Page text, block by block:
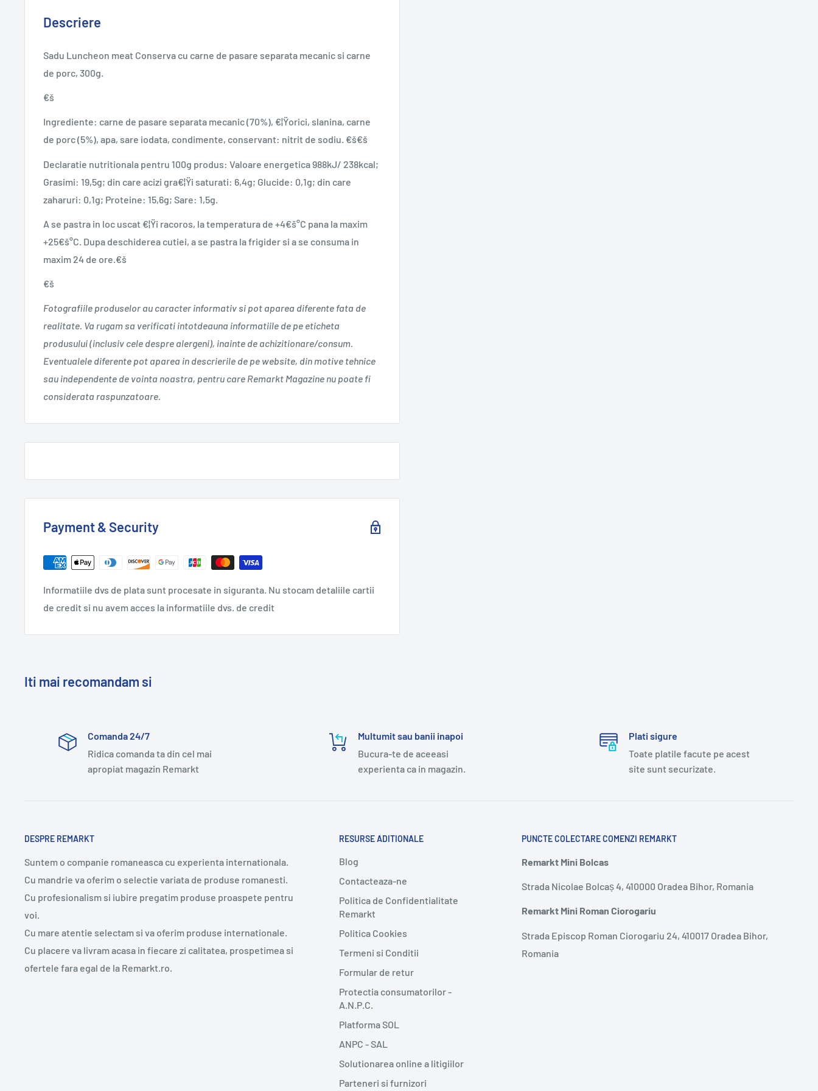
Descriere
Sadu Luncheon meat Conserva cu carne de pasare separata mecanic si carne
de porc, 300g.
€š
Ingrediente: carne de pasare separata mecanic (70%), €¦Ÿorici, slanina, carne
de porc (5%), apa, sare iodata, condimente, conservant: nitrit de sodiu. €š€š
Declaratie nutritionala pentru 100g produs: Valoare energetica 988kJ/ 238kcal;
Grasimi: 19,5g; din care acizi gra€¦Ÿi saturati: 6,4g; Glucide: 0,1g; din care
zaharuri: 0,1g; Proteine: 15,6g; Sare: 1,5g.
A se pastra in loc uscat €¦Ÿi racoros, la temperatura de +4€š°C pana la maxim
+25€š°C. Dupa deschiderea cutiei, a se pastra la frigider si a se consuma in
maxim 24 de ore.€š
€š
Fotografiile produselor au caracter informativ si pot aparea diferente fata de
realitate. Va rugam sa verificati intotdeauna informatiile de pe eticheta
produsului (inclusiv cele despre alergeni), inainte de achizitionare/consum.
Eventualele diferente pot aparea in descrierile de pe website, din motive tehnice
sau independente de vointa noastra, pentru care Remarkt Magazine nu poate fi
considerata raspunzatoare.
Payment & Security
Informatiile dvs de plata sunt procesate in siguranta. Nu stocam detaliile cartii
de credit si nu avem acces la informatiile dvs. de credit
Iti mai recomandam si
Comanda 24/7
Ridica comanda ta din cel mai
apropiat magazin Remarkt
Multumit sau banii inapoi
Bucura-te de aceeasi
experienta ca in magazin.
Plati sigure
Toate platile facute pe acest
site sunt securizate.
DESPRE REMARKT
Suntem o companie romaneasca cu experienta internationala.
Cu mandrie va oferim o selectie variata de produse romanesti.
Cu profesionalism si iubire pregatim produse proaspete pentru
voi.
Cu mare atentie selectam si va oferim produse internationale.
Cu placere va livram acasa in fiecare zi calitatea, prospetimea si
ofertele fara egal de la Remarkt.ro.
RESURSE ADITIONALE
Blog
Contacteaza-ne
Politica de Confidentialitate
Remarkt
Politica Cookies
Termeni si Conditii
Formular de retur
Protectia consumatorilor -
A.N.P.C.
Platforma SOL
ANPC - SAL
Solutionarea online a litigiilor
Parteneri si furnizori
PUNCTE COLECTARE COMENZI REMARKT
Remarkt Mini Bolcas
Strada Nicolae Bolcaș 4, 410000 Oradea Bihor, Romania
Remarkt Mini Roman Ciorogariu
Strada Episcop Roman Ciorogariu 24, 410017 Oradea Bihor,
Romania